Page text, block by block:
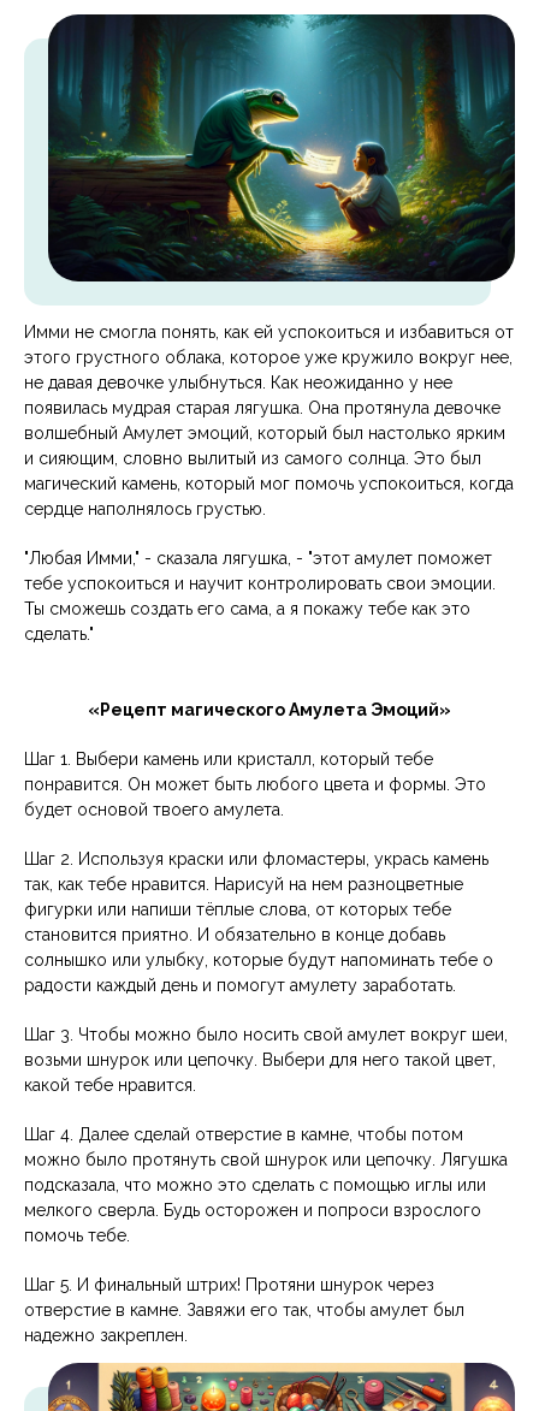
Имми не смогла понять, как ей успокоиться и избавиться от
этого грустного облака, которое уже кружило вокруг нее,
не давая девочке улыбнуться. Как неожиданно у нее
появилась мудрая старая лягушка. Она протянула девочке
волшебный Амулет эмоций, который был настолько ярким
и сияющим, словно вылитый из самого солнца. Это был
магический камень, который мог помочь успокоиться, когда
сердце наполнялось грустью.
"Любая Имми," - сказала лягушка, - "этот амулет поможет
тебе успокоиться и научит контролировать свои эмоции.
Ты сможешь создать его сама, а я покажу тебе как это
сделать."
«Рецепт магического Амулета Эмоций»
Шаг 1. Выбери камень или кристалл, который тебе
понравится. Он может быть любого цвета и формы. Это
будет основой твоего амулета.
Шаг 2. Используя краски или фломастеры, укрась камень
так, как тебе нравится. Нарисуй на нем разноцветные
фигурки или напиши тёплые слова, от которых тебе
становится приятно. И обязательно в конце добавь
солнышко или улыбку, которые будут напоминать тебе о
радости каждый день и помогут амулету заработать.
Шаг 3. Чтобы можно было носить свой амулет вокруг шеи,
возьми шнурок или цепочку. Выбери для него такой цвет,
какой тебе нравится.
Шаг 4. Далее сделай отверстие в камне, чтобы потом
можно было протянуть свой шнурок или цепочку. Лягушка
подсказала, что можно это сделать с помощью иглы или
мелкого сверла. Будь осторожен и попроси взрослого
помочь тебе.
Шаг 5. И финальный штрих! Протяни шнурок через
отверстие в камне. Завяжи его так, чтобы амулет был
надежно закреплен.